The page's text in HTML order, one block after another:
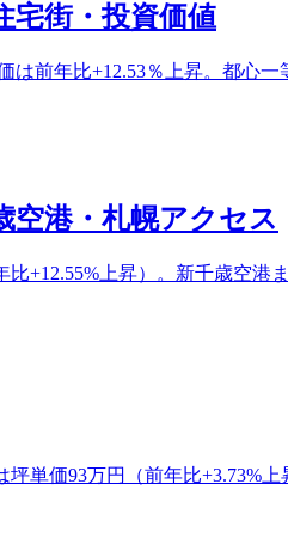
宅街・投資価値
は前年比+12.53％上昇。都
空港・札幌アクセス
+12.55%上昇）。新千歳空
単価93万円（前年比+3.73%